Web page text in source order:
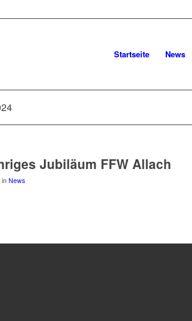
Startseite News
Jubiläum FFW Allach
in News